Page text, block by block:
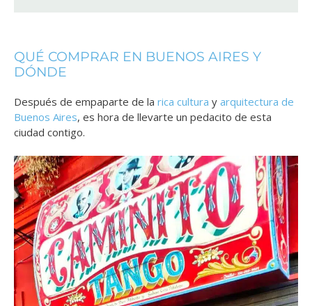
QUÉ COMPRAR EN BUENOS AIRES Y
DÓNDE
Después de empaparte de la rica cultura y arquitectura de
Buenos Aires, es hora de llevarte un pedacito de esta
ciudad contigo.